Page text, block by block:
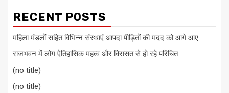
RECENT POSTS
महिला मंडलों सहित विभिन्न संस्थाएं आपदा पीड़ितों की मदद को आगे आए
राजभवन में लोग ऐतिहासिक महत्व और विरासत से हो रहे परिचित
(no title)
(no title)